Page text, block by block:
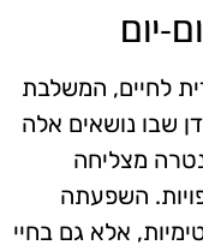
יום
לחיים, המשלבת
שבו נושאים אלה
מצליחה
השפעתה
אלא גם בחיי